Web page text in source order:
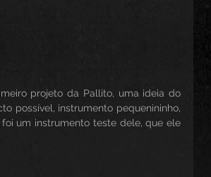
projeto da Pallito, uma ideia do
possível, instrumento pequenininho,
um instrumento teste dele, que ele